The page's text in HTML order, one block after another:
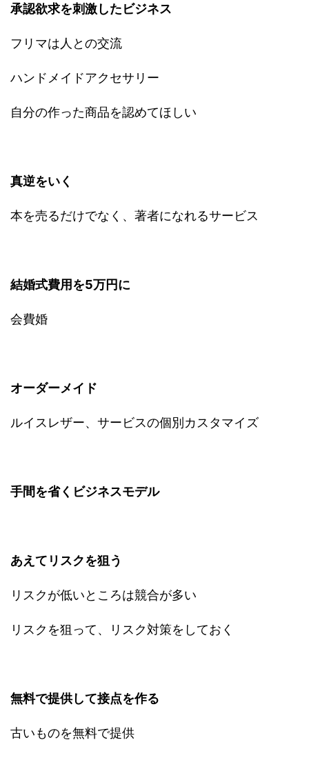
承認欲求を刺激したビジネス
フリマは人との交流
ハンドメイドアクセサリー
自分の作った商品を認めてほしい
真逆をいく
本を売るだけでなく、著者になれるサービス
結婚式費用を5万円に
会費婚
オーダーメイド
ルイスレザー、サービスの個別カスタマイズ
手間を省くビジネスモデル
あえてリスクを狙う
リスクが低いところは競合が多い
リスクを狙って、リスク対策をしておく
無料で提供して接点を作る
古いものを無料で提供